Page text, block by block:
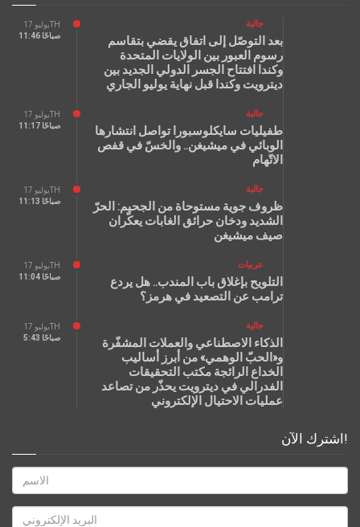
يوليو 17TH
11:46 صباحًا
جالية
بعد التوصّل إلى اتفاق يقضي بتقاسم
رسوم العبور بين الولايات المتحدة
وكندا افتتاح الجسر الدولي الجديد بين
ديترويت وكندا قبل نهاية يوليو الجاري
يوليو 17TH
11:17 صباحًا
جالية
طفيليات سايكلوسبورا تواصل انتشارها
الوبائي في ميشيغن.. والخسّ في قفص
الاتّهام
يوليو 17TH
11:13 صباحًا
جالية
ظروف جوية مستوحاة من الجحيم: الحرّ
الشديد ودخان حرائق الغابات يعكّران
صيف ميشيغن
يوليو 17TH
11:04 صباحًا
عربيات
التلويح بإغلاق باب المندب.. هل يردع
ترامب عن التصعيد في هرمز؟
يوليو 17TH
5:43 صباحًا
جالية
الذكاء الاصطناعي والعملات المشفّرة
و«الحبّ الوهمي» من أبرز أساليب
الخداع الرائجة مكتب التحقيقات
الفدرالي في ديترويت يحذّر من تصاعد
عمليات الاحتيال الإلكتروني
اشترك الآن!